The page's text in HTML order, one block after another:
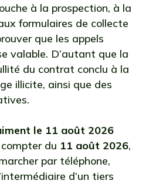
à la prospection, à la
formulaires de collecte
que les appels
valable. D’autant que la
du contrat conclu à la
illicite, ainsi que des
le 11 août 2026
du 11 août 2026,
par téléphone,
d’un tiers